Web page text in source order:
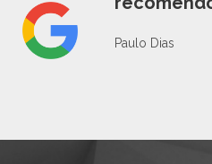
Paulo Dias